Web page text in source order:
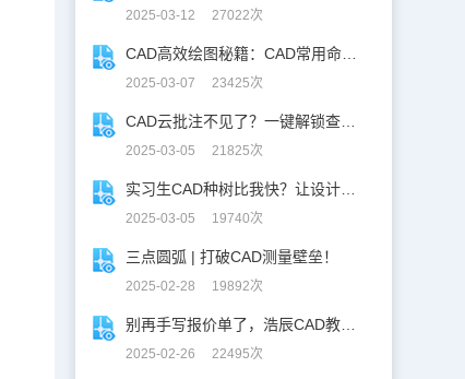
2025-03-12 27022次
2025-03-07 23425次
2025-03-05 21825次
2025-03-05 19740次
三点圆弧 | 打破CAD测量壁垒！
2025-02-28 19892次
2025-02-26 22495次